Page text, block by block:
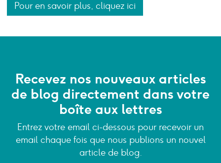
Pour en savoir plus, cliquez ici
Recevez nos nouveaux articles
de blog directement dans votre
boîte aux lettres
Entrez votre email ci-dessous pour recevoir un
email chaque fois que nous publions un nouvel
article de blog.